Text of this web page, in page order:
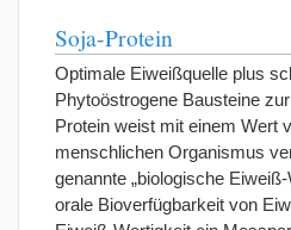
Soja-Protein
Optimale Eiweißquelle plus
Phytoöstrogene Bausteine
Protein weist mit einem Wert
menschlichen Organismus
genannte „biologische
orale Bioverfügbarkeit von